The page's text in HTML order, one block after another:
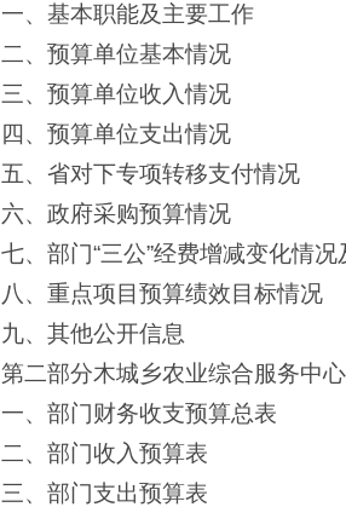
一、基本职能及主要工作
二、预算单位基本情况
三、预算单位收入情况
四、预算单位支出情况
五、省对下专项转移支付情况
六、政府采购预算情况
七、部门“三公”经费增减变化情
八、重点项目预算绩效目标情况
九、其他公开信息
第二部分木城乡农业综合服务中
一、部门财务收支预算总表
二、部门收入预算表
三、部门支出预算表